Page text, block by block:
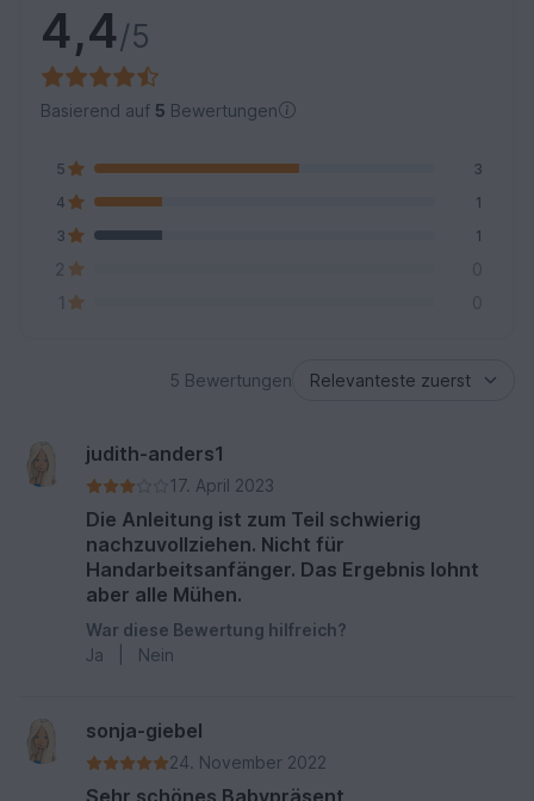
4,4/5
Basierend auf 5 Bewertungen
5
3
4
1
3
1
2
0
1
0
5 Bewertungen
judith-anders1
17. April 2023
Die Anleitung ist zum Teil schwierig
nachzuvollziehen. Nicht für
Handarbeitsanfänger. Das Ergebnis lohnt
aber alle Mühen.
War diese Bewertung hilfreich?
Ja
Nein
sonja-giebel
24. November 2022